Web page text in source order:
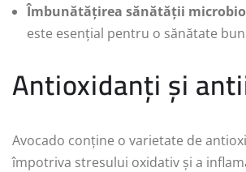
Îmbunătățirea sănătății
este esențial pentru o sănătate
Antioxidanți și
Avocado conține o varietate de
împotriva stresului oxidativ și a